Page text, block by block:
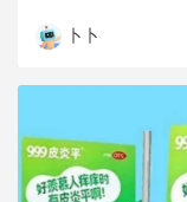
卜卜